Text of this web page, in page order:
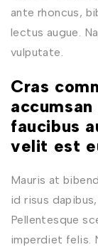
ante rhoncus,
lectus augue.
vulputate.
Cras
faucibus
velit est
Mauris at
id risus
Pellentesque
imperdiet felis.